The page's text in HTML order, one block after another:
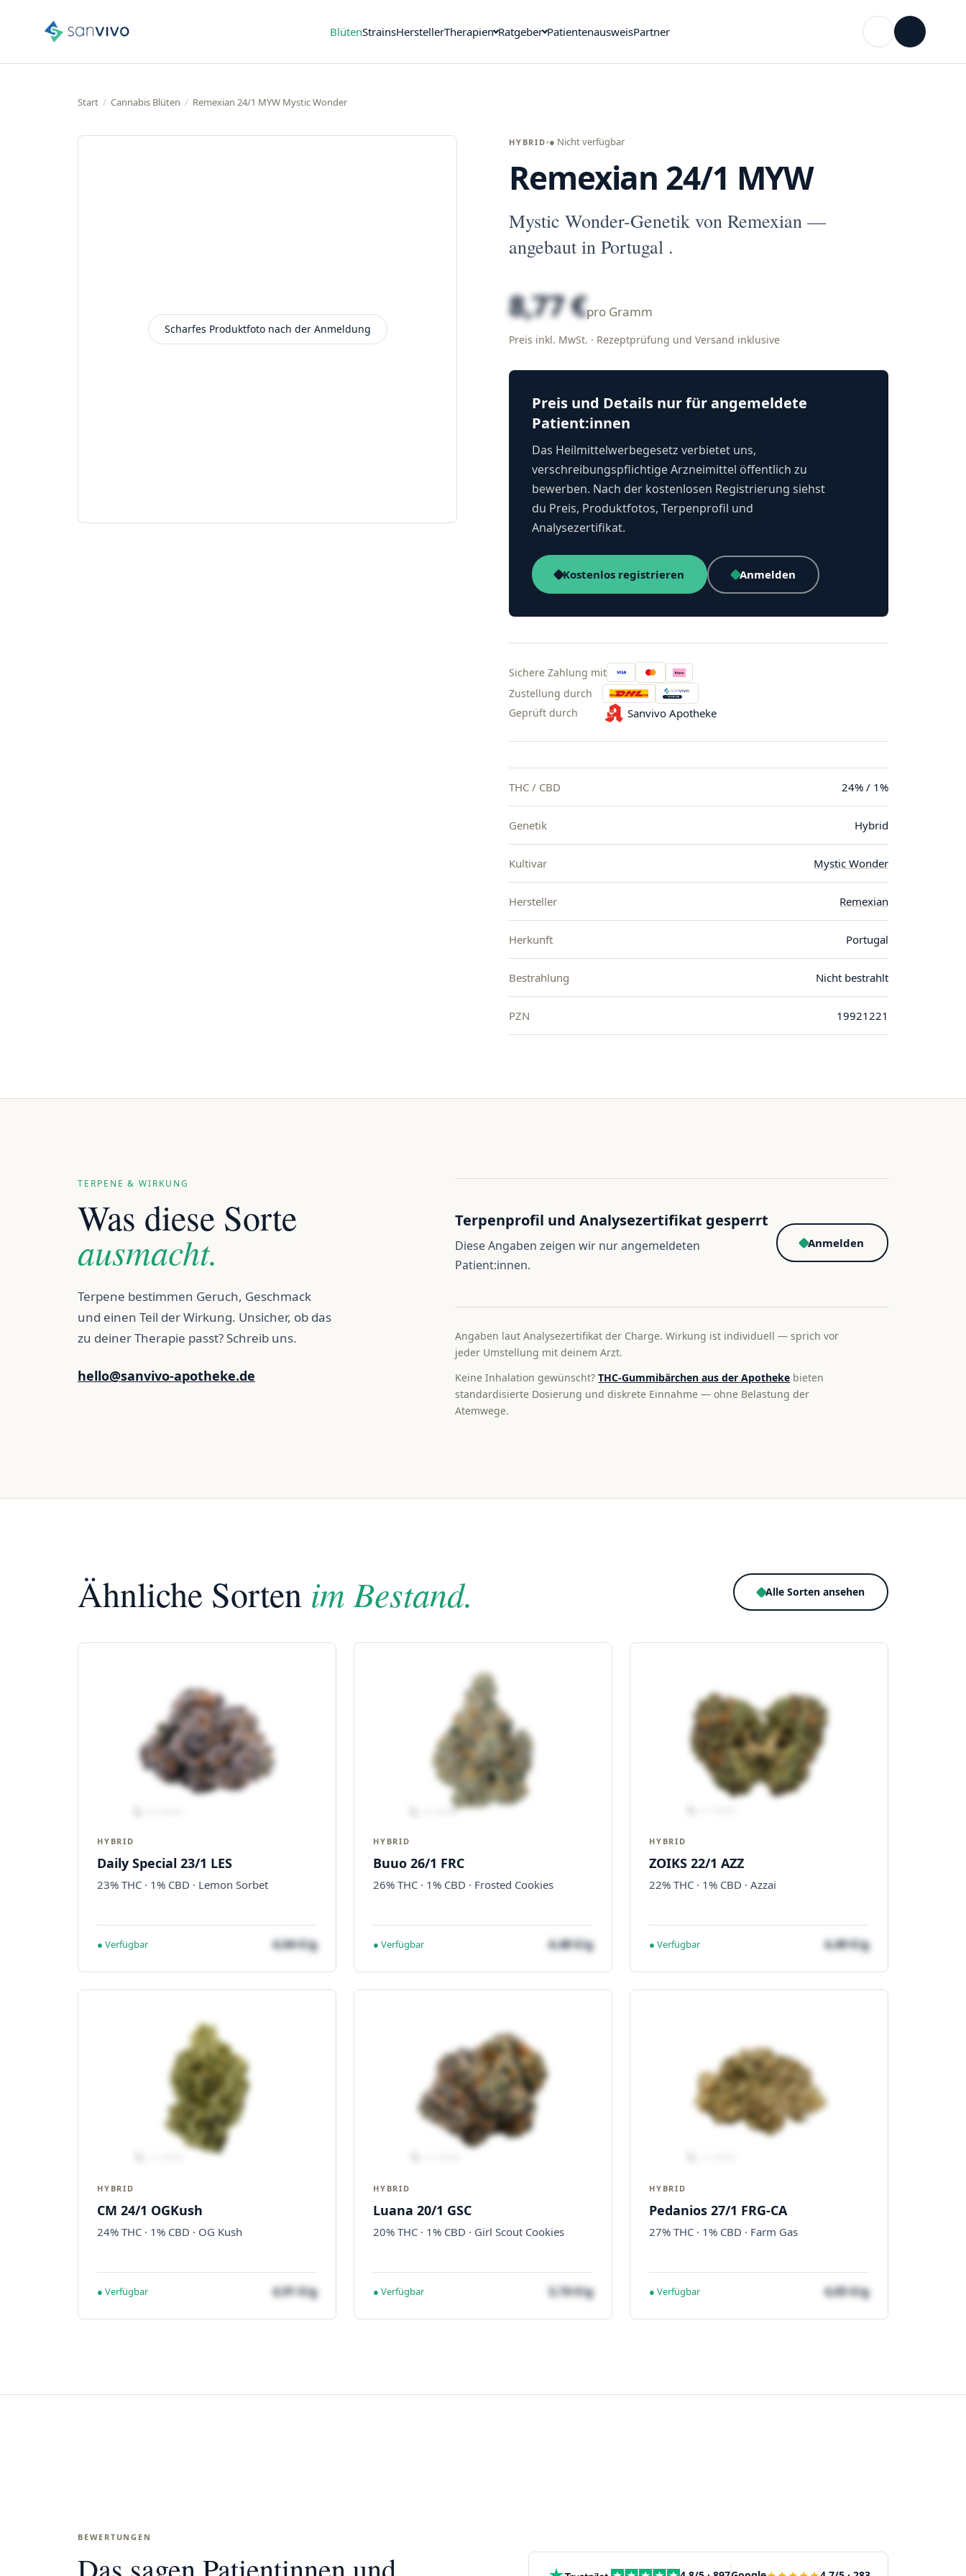
BlütenStrainsHerstellerTherapien Ratgeber PatientenausweisPartner
Start / Cannabis Blüten / Remexian 24/1 MYW Mystic Wonder
Scharfes Produktfoto nach der Anmeldung
HYBRID ● Nicht verfügbar
Remexian 24/1 MYW
Mystic Wonder-Genetik von Remexian —
angebaut in Portugal .
8,77 €pro Gramm
Preis inkl. MwSt. · Rezeptprüfung und Versand inklusive
Preis und Details nur für angemeldete
Patient:innen
Das Heilmittelwerbegesetz verbietet uns,
verschreibungspflichtige Arzneimittel öffentlich zu
bewerben. Nach der kostenlosen Registrierung siehst
du Preis, Produktfotos, Terpenprofil und
Analysezertifikat.
Kostenlos registrieren Anmelden
Sichere Zahlung mit
Zustellung durch
Geprüft durch
Sanvivo Apotheke
THC / CBD 24% / 1%
Genetik Hybrid
Kultivar Mystic Wonder
Hersteller Remexian
Herkunft Portugal
Bestrahlung Nicht bestrahlt
PZN 19921221
TERPENE & WIRKUNG
Was diese Sorte
ausmacht.
Terpene bestimmen Geruch, Geschmack
und einen Teil der Wirkung. Unsicher, ob das
zu deiner Therapie passt? Schreib uns.
hello@sanvivo-apotheke.de
Terpenprofil und Analysezertifikat gesperrt
Diese Angaben zeigen wir nur angemeldeten
Patient:innen.
Anmelden
Angaben laut Analysezertifikat der Charge. Wirkung ist individuell — sprich vor
jeder Umstellung mit deinem Arzt.
Keine Inhalation gewünscht?THC-Gummibärchen aus der Apotheke bieten
standardisierte Dosierung und diskrete Einnahme — ohne Belastung der
Atemwege.
Ähnliche Sorten im Bestand. Alle Sorten ansehen
HYBRID
Daily Special 23/1 LES
23% THC · 1% CBD · Lemon Sorbet
● Verfügbar 4,04 €/g
HYBRID
Buuo 26/1 FRC
26% THC · 1% CBD · Frosted Cookies
● Verfügbar 4,48 €/g
HYBRID
ZOIKS 22/1 AZZ
22% THC · 1% CBD · Azzai
● Verfügbar 4,49 €/g
HYBRID
CM 24/1 OGKush
24% THC · 1% CBD · OG Kush
● Verfügbar 4,91 €/g
HYBRID
Luana 20/1 GSC
20% THC · 1% CBD · Girl Scout Cookies
● Verfügbar 3,74 €/g
HYBRID
Pedanios 27/1 FRG-CA
27% THC · 1% CBD · Farm Gas
● Verfügbar 4,65 €/g
BEWERTUNGEN